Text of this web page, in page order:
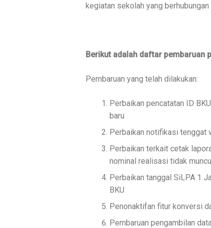
kegiatan sekolah yang berhubungan
Berikut adalah daftar pembaruan
Pembaruan yang telah dilakukan:
Perbaikan pencatatan ID
baru
Perbaikan notifikasi tenggat
Perbaikan terkait cetak
nominal realisasi tidak
Perbaikan tanggal SiLPA 1
BKU
Penonaktifan fitur konversi
Pembaruan pengambilan